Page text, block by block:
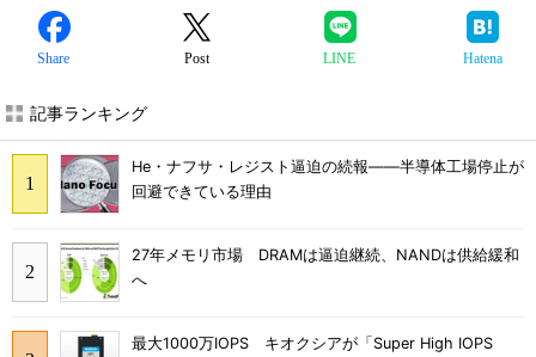
Share Post LINE Hatena
記事ランキング
He・ナフサ・レジスト逼迫の続報――半導体工場停止が
回避できている理由
27年メモリ市場 DRAMは逼迫継続、NANDは供給緩和
へ
最大1000万IOPS キオクシアが「Super High IOPS